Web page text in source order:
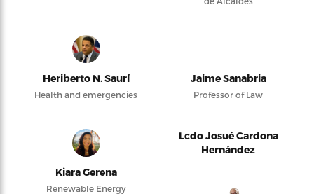
Heriberto N. Saurí
Health and emergencies
Jaime Sanabria
Professor of Law
Kiara Gerena
Renewable Energy
Lcdo Josué Cardona
Hernández